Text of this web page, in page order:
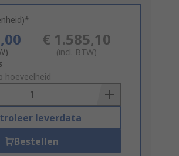
€ 1.585,10
(incl. BTW)
hoeveelheid
leverdata
Bestellen